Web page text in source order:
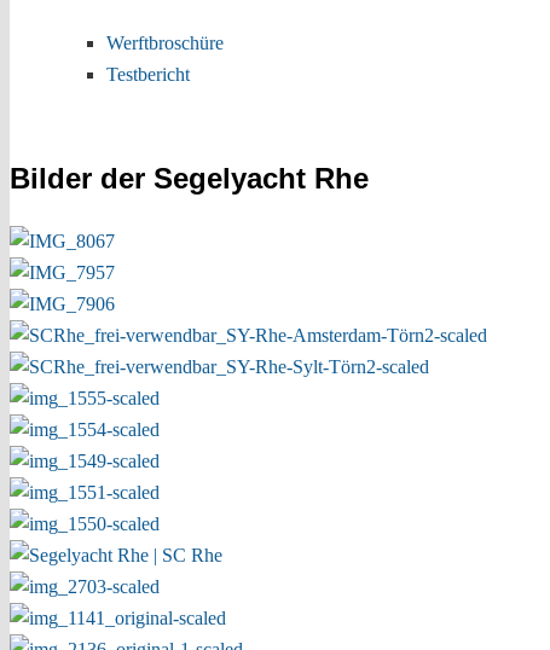
Werftbroschüre
Testbericht
Bilder der Segelyacht Rhe